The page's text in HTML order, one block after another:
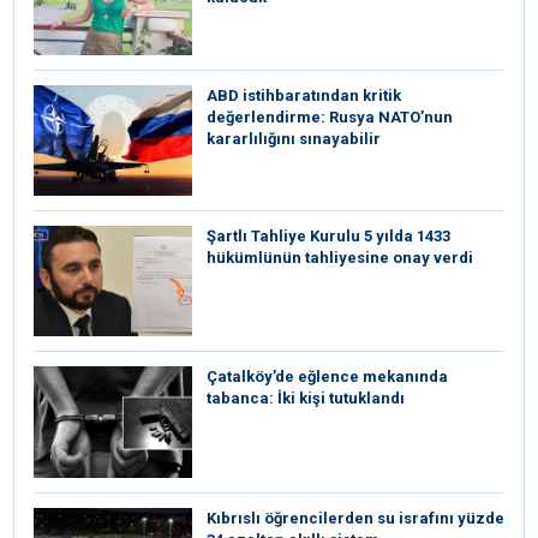
ABD istihbaratından kritik
değerlendirme: Rusya NATO’nun
kararlılığını sınayabilir
Şartlı Tahliye Kurulu 5 yılda 1433
hükümlünün tahliyesine onay verdi
Çatalköy’de eğlence mekanında
tabanca: İki kişi tutuklandı
Kıbrıslı öğrencilerden su israfını yüzde